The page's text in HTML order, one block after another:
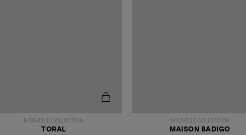
NOUVELLE COLLECTION
TORAL
NOUVELLE COLLECTION
MAISON BADIGO